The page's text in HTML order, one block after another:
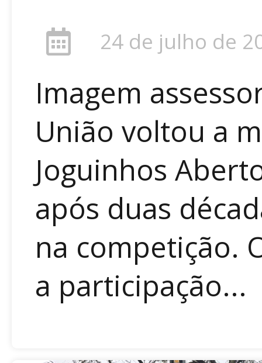
24 de julho de
Imagem
União voltou a
Joguinhos
após duas
na competição.
a participação...